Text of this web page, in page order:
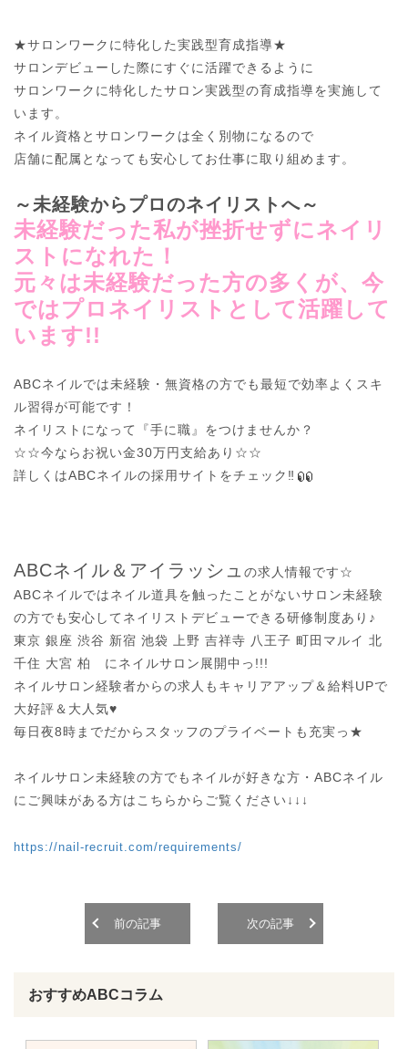
★サロンワークに特化した実践型育成指導★
サロンデビューした際にすぐに活躍できるように
サロンワークに特化したサロン実践型の育成指導を実施して
います。
ネイル資格とサロンワークは全く別物になるので
店舗に配属となっても安心してお仕事に取り組めます。
～未経験からプロのネイリストへ～
未経験だった私が挫折せずにネイリ
ストになれた！
元々は未経験だった方の多くが、今
ではプロネイリストとして活躍して
います!!
ABCネイルでは未経験・無資格の方でも最短で効率よくスキ
ル習得が可能です！
ネイリストになって『手に職』をつけませんか？
☆☆今ならお祝い金30万円支給あり☆☆
詳しくはABCネイルの採用サイトをチェック‼︎
ABCネイル＆アイラッシュ の求人情報です☆
ABCネイルではネイル道具を触ったことがないサロン未経験
の方でも安心してネイリストデビューできる研修制度あり♪
東京 銀座 渋谷 新宿 池袋 上野 吉祥寺 八王子 町田マルイ 北
千住 大宮 柏　にネイルサロン展開中っ!!!
ネイルサロン経験者からの求人もキャリアアップ＆給料UPで
大好評＆大人気♥
毎日夜8時までだからスタッフのプライベートも充実っ★
ネイルサロン未経験の方でもネイルが好きな方・ABCネイル
にご興味がある方はこちらからご覧ください↓↓↓
https://nail-recruit.com/requirements/
前の記事 次の記事
おすすめABCコラム